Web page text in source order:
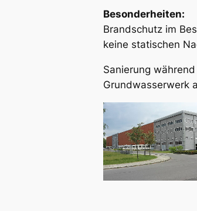
Besonderheiten:
Brandschutz im
keine statischen
Sanierung
Grundwasserwerk